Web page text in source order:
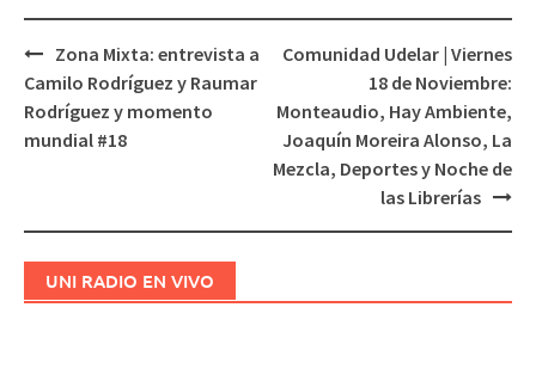
Navegación
de
entradas
Zona Mixta: entrevista a
Camilo Rodríguez y Raumar
Rodríguez y momento
mundial #18
Comunidad Udelar | Viernes
18 de Noviembre:
Monteaudio, Hay Ambiente,
Joaquín Moreira Alonso, La
Mezcla, Deportes y Noche de
las Librerías
UNI RADIO EN VIVO